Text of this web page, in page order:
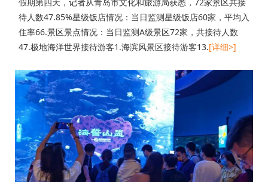
待人数47.85%星级饭店情况：当日监测星级饭店60家，平均入
住率66.景区景点情况：当日监测A级景区72家，共接待人数
47.极地海洋世界接待游客1.海滨风景区接待游客13.[详细>]